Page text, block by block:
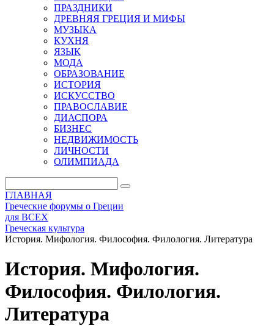
ПРАЗДНИКИ
ДРЕВНЯЯ ГРЕЦИЯ И МИФЫ
МУЗЫКА
КУХНЯ
ЯЗЫК
МОДА
ОБРАЗОВАНИЕ
ИСТОРИЯ
ИСКУССТВО
ПРАВОСЛАВИЕ
ДИАСПОРА
БИЗНЕС
НЕДВИЖИМОСТЬ
ЛИЧНОСТИ
ОЛИМПИАДА
ГЛАВНАЯ
Греческие форумы о Греции
для ВСЕХ
Греческая культура
История. Мифология. Философия. Филология. Литература
История. Мифология.
Философия. Филология.
Литература